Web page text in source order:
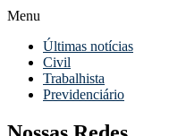
Menu
Últimas notícias
Civil
Trabalhista
Previdenciário